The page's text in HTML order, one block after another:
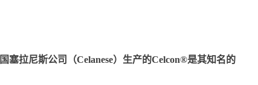
拉尼斯公司（Celanese）生产的Celcon®是其知名的